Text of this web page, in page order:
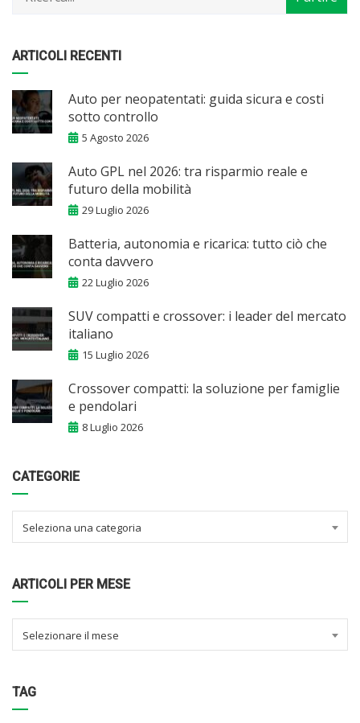
ARTICOLI RECENTI
Auto per neopatentati: guida sicura e costi
sotto controllo
5 Agosto 2026
Auto GPL nel 2026: tra risparmio reale e
futuro della mobilità
29 Luglio 2026
Batteria, autonomia e ricarica: tutto ciò che
conta davvero
22 Luglio 2026
SUV compatti e crossover: i leader del mercato
italiano
15 Luglio 2026
Crossover compatti: la soluzione per famiglie
e pendolari
8 Luglio 2026
CATEGORIE
Seleziona una categoria
ARTICOLI PER MESE
Selezionare il mese
TAG